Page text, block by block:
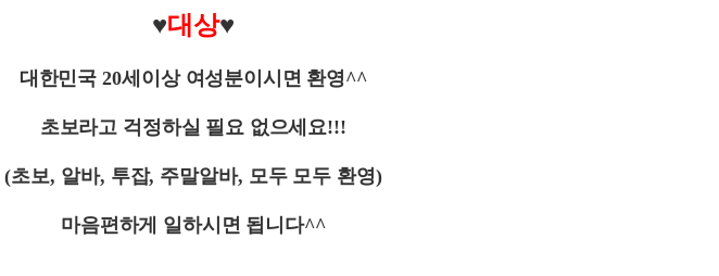
♥대상♥
대한민국 20세이상 여성분이시면 환영^^
초보라고 걱정하실 필요 없으세요!!!
(초보, 알바, 투잡, 주말알바, 모두 모두 환영)
마음편하게 일하시면 됩니다^^